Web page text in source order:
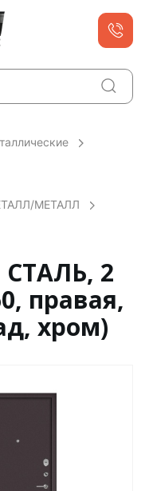
МЕТАЛЛ
2
правая,
хром)